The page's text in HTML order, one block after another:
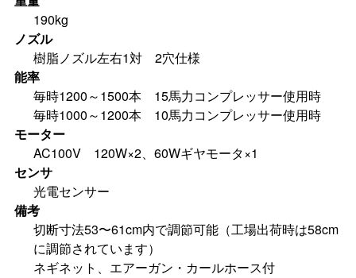
190kg
ノズル
樹脂ノズル左右1対 2穴仕様
能率
毎時1200～1500本 15馬力コンプレッサー使用時
毎時1000～1200本 10馬力コンプレッサー使用時
モーター
AC100V 120W×2、60Wギヤモータ×1
センサ
光電センサー
備考
切断寸法53〜61cm内で調節可能（工場出荷時は58cm
に調節されています）
ネギネット、エアーガン・カールホース付